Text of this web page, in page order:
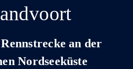
an der
Nordseeküste